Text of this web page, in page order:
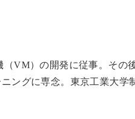
VM）の開発に従事。その
ングに専念。東京工業大学